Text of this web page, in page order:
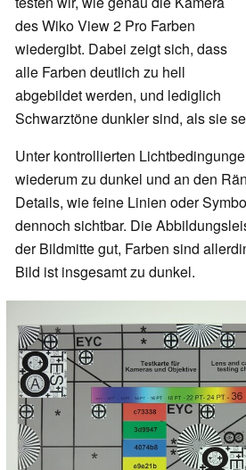
des Wiko View 2 Pro Farben
wiedergibt. Dabei zeigt sich, dass
alle Farben deutlich zu hell
abgebildet werden, und lediglich
Schwarztöne dunkler sind, als sie
Unter kontrollierten
wiederum zu dunkel und an den
Details, wie feine Linien oder
dennoch sichtbar. Die
der Bildmitte gut, Farben sind
Bild ist insgesamt zu dunkel.